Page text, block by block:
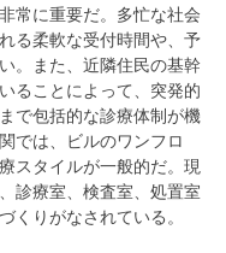
常に重要だ。多忙な社会
る柔軟な受付時間や、予
。また、近隣住民の基幹
ることによって、突発的
で包括的な診療体制が機
では、ビルのワンフロ
スタイルが一般的だ。現
診療室、検査室、処置室
くりがなされている。